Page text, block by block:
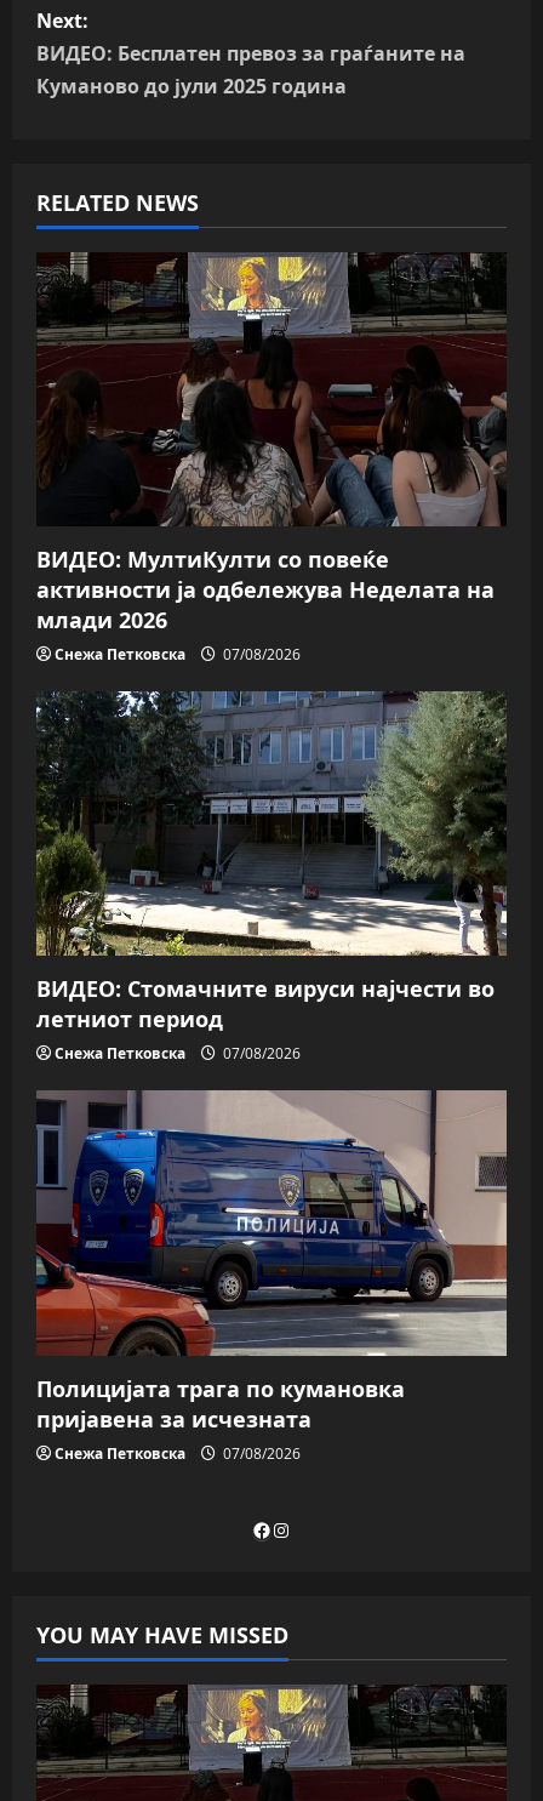
t
n
v
i
g
a
t
i
o
n
Next:
ВИДЕО: Бесплатен превоз за граѓаните на
Куманово до јули 2025 година
RELATED NEWS
ВИДЕО: МултиКулти со повеќе
активности ја одбележува Неделата на
млади 2026
Снежа Петковска 07/08/2026
ВИДЕО: Стомачните вируси најчести во
летниот период
Снежа Петковска 07/08/2026
Полицијата трага пo кумановка
пријавена за исчезната
Снежа Петковска 07/08/2026
Facebook
Instagram
YOU MAY HAVE MISSED